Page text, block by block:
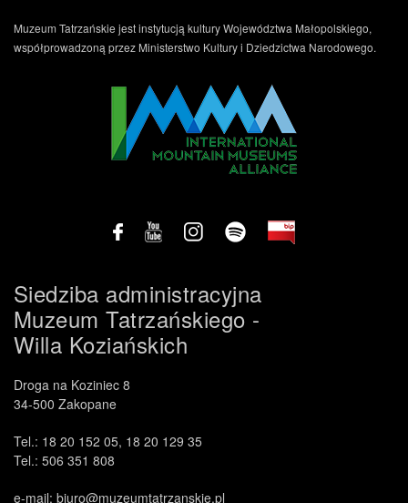
Muzeum Tatrzańskie jest instytucją kultury Województwa Małopolskiego,
współprowadzoną przez Ministerstwo Kultury i Dziedzictwa Narodowego.
Siedziba administracyjna
Muzeum Tatrzańskiego -
Willa Koziańskich
Droga na Koziniec 8
34-500 Zakopane
Tel.: 18 20 152 05, 18 20 129 35
Tel.: 506 351 808
e-mail: biuro@muzeumtatrzanskie.pl